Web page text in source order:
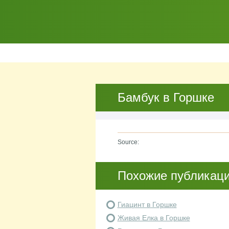
Бамбук в Горшке
Source:
Похожие
Гиацинт в Горшке
Живая Елка в Горшке